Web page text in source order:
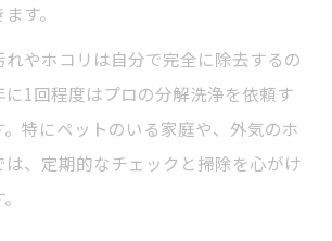
す。
やホコリは自分で完全に除去するの
1回程度はプロの分解洗浄を依頼す
特にペットのいる家庭や、外気のホ
は、定期的なチェックと掃除を心がけ